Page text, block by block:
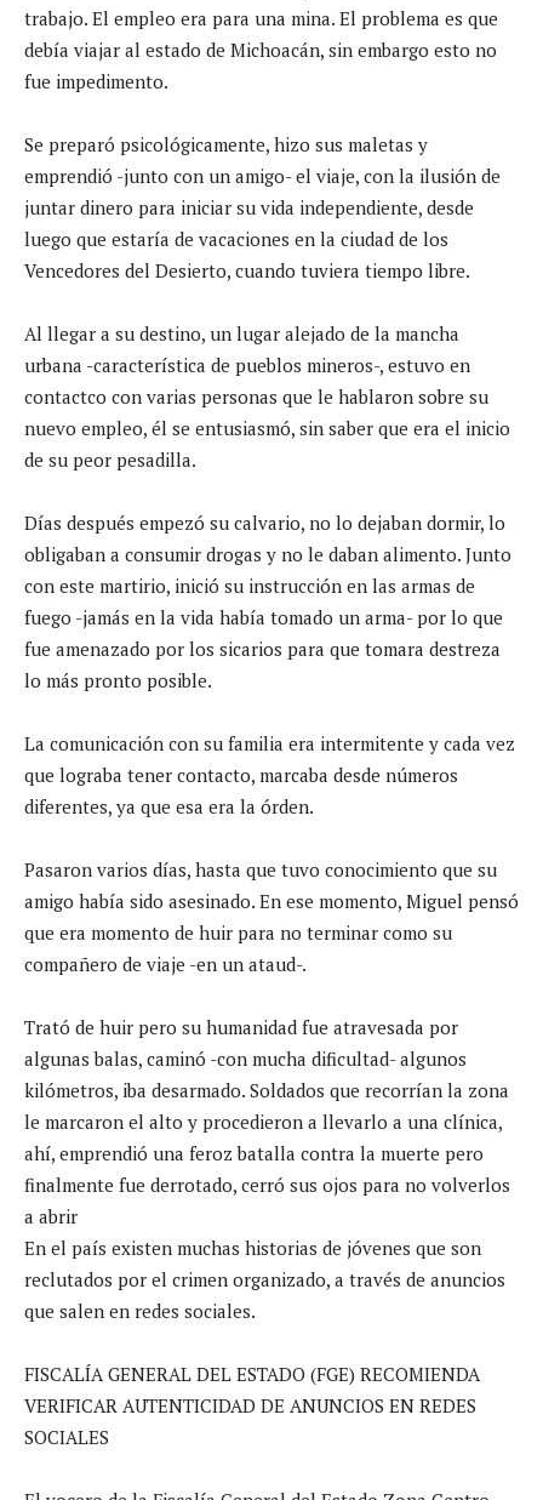
trabajo. El empleo era para una mina. El problema es que
debía viajar al estado de Michoacán, sin embargo esto no
fue impedimento.
Se preparó psicológicamente, hizo sus maletas y
emprendió -junto con un amigo- el viaje, con la ilusión de
juntar dinero para iniciar su vida independiente, desde
luego que estaría de vacaciones en la ciudad de los
Vencedores del Desierto, cuando tuviera tiempo libre.
Al llegar a su destino, un lugar alejado de la mancha
urbana -característica de pueblos mineros-, estuvo en
contactco con varias personas que le hablaron sobre su
nuevo empleo, él se entusiasmó, sin saber que era el inicio
de su peor pesadilla.
Días después empezó su calvario, no lo dejaban dormir, lo
obligaban a consumir drogas y no le daban alimento. Junto
con este martirio, inició su instrucción en las armas de
fuego -jamás en la vida había tomado un arma- por lo que
fue amenazado por los sicarios para que tomara destreza
lo más pronto posible.
La comunicación con su familia era intermitente y cada vez
que lograba tener contacto, marcaba desde números
diferentes, ya que esa era la órden.
Pasaron varios días, hasta que tuvo conocimiento que su
amigo había sido asesinado. En ese momento, Miguel pensó
que era momento de huir para no terminar como su
compañero de viaje -en un ataud-.
Trató de huir pero su humanidad fue atravesada por
algunas balas, caminó -con mucha dificultad- algunos
kilómetros, iba desarmado. Soldados que recorrían la zona
le marcaron el alto y procedieron a llevarlo a una clínica,
ahí, emprendió una feroz batalla contra la muerte pero
finalmente fue derrotado, cerró sus ojos para no volverlos
a abrir
En el país existen muchas historias de jóvenes que son
reclutados por el crimen organizado, a través de anuncios
que salen en redes sociales.
FISCALÍA GENERAL DEL ESTADO (FGE) RECOMIENDA
VERIFICAR AUTENTICIDAD DE ANUNCIOS EN REDES
SOCIALES